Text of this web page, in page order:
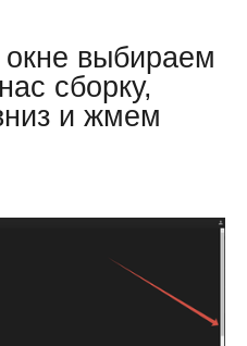
выбираем
сборку,
и жмем